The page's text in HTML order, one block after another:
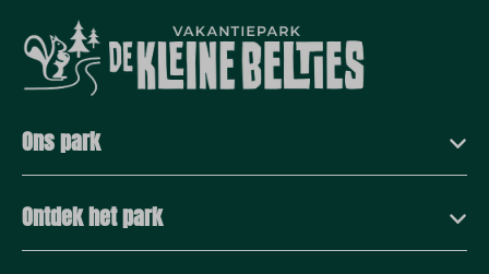
Ons park
Ontdek het park